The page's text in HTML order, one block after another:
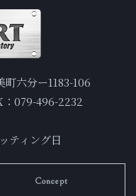
町六分ー1183-106
079-496-2232
ティング日
Concept